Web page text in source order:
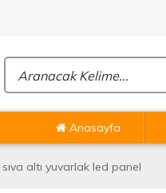
Anasayfa
sıva altı yuvarlak led panel